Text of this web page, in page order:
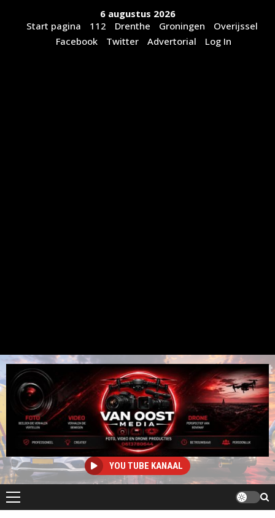
6 augustus 2026
Start pagina
112 Drenthe Groningen
Overijssel
Facebook
Twitter Advertorial Log In
YOU TUBE KANAAL
Primair